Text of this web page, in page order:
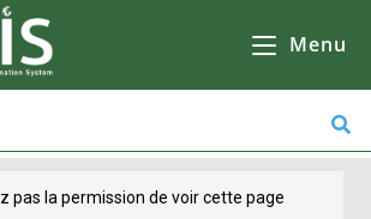
Menu
pas la permission de voir cette page